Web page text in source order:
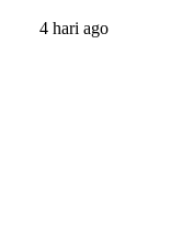
4 hari ago